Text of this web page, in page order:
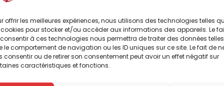
offrir les meilleures expériences, nous utilisons des technologies telles
pour stocker et/ou accéder aux informations des appareils. Le
à ces technologies nous permettra de traiter des données telles
le comportement de navigation ou les ID uniques sur ce site. Le fait de
consentir ou de retirer son consentement peut avoir un effet négatif sur
caractéristiques et fonctions.
qui servent à influencer nos choix de
algorithmes suggèrent des contenus triés en
encadrent » nos pratiques. (…)
génération qui nous proposera un
Une touche Netflix, Disney, Amazon,